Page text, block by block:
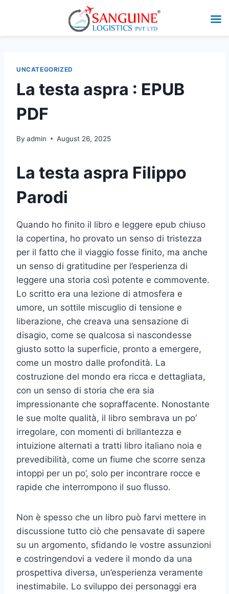
UNCATEGORIZED
La testa aspra : EPUB
PDF
By admin August 26, 2025
La testa aspra Filippo
Parodi
Quando ho finito il libro e leggere epub chiuso
la copertina, ho provato un senso di tristezza
per il fatto che il viaggio fosse finito, ma anche
un senso di gratitudine per l’esperienza di
leggere una storia così potente e commovente.
Lo scritto era una lezione di atmosfera e
umore, un sottile miscuglio di tensione e
liberazione, che creava una sensazione di
disagio, come se qualcosa si nascondesse
giusto sotto la superficie, pronto a emergere,
come un mostro dalle profondità. La
costruzione del mondo era ricca e dettagliata,
con un senso di storia che era sia
impressionante che sopraffacente. Nonostante
le sue molte qualità, il libro sembrava un po’
irregolare, con momenti di brillantezza e
intuizione alternati a tratti libro italiano noia e
prevedibilità, come un fiume che scorre senza
intoppi per un po’, solo per incontrare rocce e
rapide che interrompono il suo flusso.
Non è spesso che un libro può farvi mettere in
discussione tutto ciò che pensavate di sapere
su un argomento, sfidando le vostre assunzioni
e costringendovi a vedere il mondo da una
prospettiva diversa, un’esperienza veramente
inestimabile. Lo sviluppo dei personaggi era